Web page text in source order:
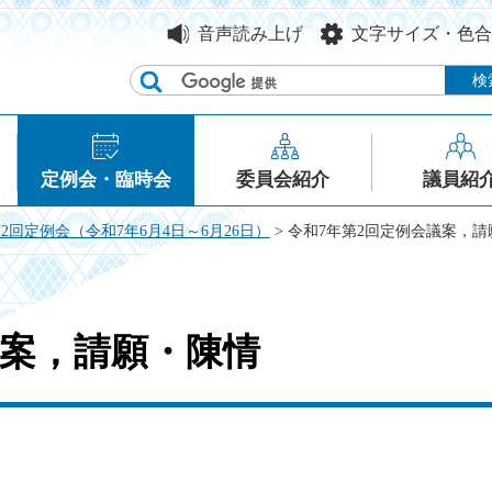
音声読み上げ 文字サイズ・色
定例会・臨時会 委員会紹介 議員紹
回定例会（令和7年6月4日～6月26日） > 令和7年第2回定例会議案，請
，請願・陳情